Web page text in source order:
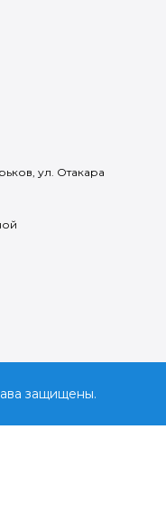
ул. Отакара
защищены.